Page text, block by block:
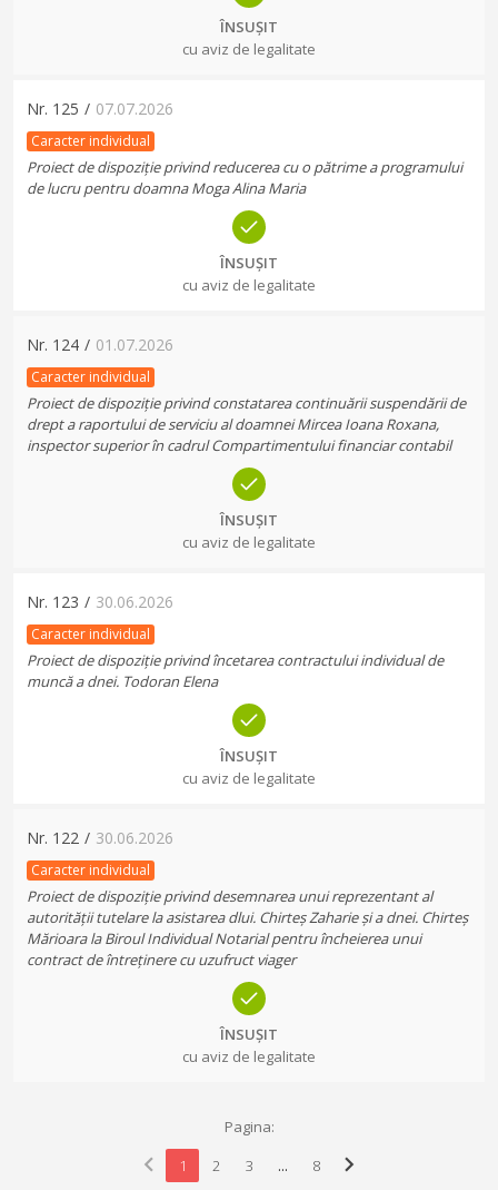
ÎNSUȘIT
cu aviz de legalitate
Nr. 125 / 07.07.2026
Caracter individual
Proiect de dispoziție privind reducerea cu o pătrime a programului
de lucru pentru doamna Moga Alina Maria
ÎNSUȘIT
cu aviz de legalitate
Nr. 124 / 01.07.2026
Caracter individual
Proiect de dispoziție privind constatarea continuării suspendării de
drept a raportului de serviciu al doamnei Mircea Ioana Roxana,
inspector superior în cadrul Compartimentului financiar contabil
ÎNSUȘIT
cu aviz de legalitate
Nr. 123 / 30.06.2026
Caracter individual
Proiect de dispoziție privind încetarea contractului individual de
muncă a dnei. Todoran Elena
ÎNSUȘIT
cu aviz de legalitate
Nr. 122 / 30.06.2026
Caracter individual
Proiect de dispoziție privind desemnarea unui reprezentant al
autorității tutelare la asistarea dlui. Chirteș Zaharie și a dnei. Chirteș
Mărioara la Biroul Individual Notarial pentru încheierea unui
contract de întreținere cu uzufruct viager
ÎNSUȘIT
cu aviz de legalitate
Pagina:
chevron_left 1 2 3 ... 8 chevron_right